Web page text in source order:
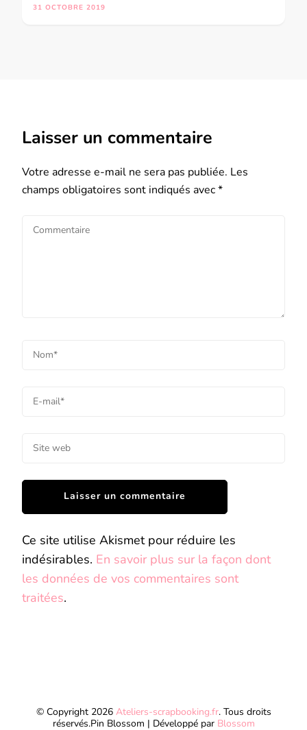
31 OCTOBRE 2019
Laisser un commentaire
Votre adresse e-mail ne sera pas publiée. Les
champs obligatoires sont indiqués avec*
Ce site utilise Akismet pour réduire les
indésirables. En savoir plus sur la façon dont
les données de vos commentaires sont
traitées.
© Copyright 2026 Ateliers-scrapbooking.fr. Tous droits
réservés.Pin Blossom | Développé par Blossom